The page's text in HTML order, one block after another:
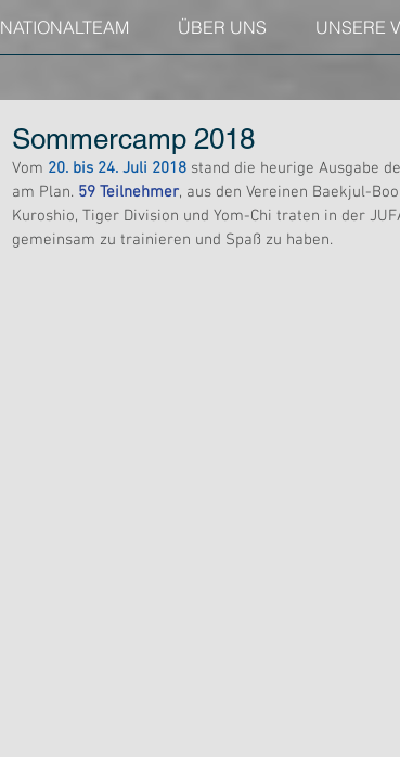
NATIONALTEAM ÜBER UNS UNSERE
Sommercamp 2018
Vom 20. bis 24. Juli 2018 stand die heurige Ausgabe
am Plan. 59 Teilnehmer, aus den Vereinen Baekjul-
Kuroshio, Tiger Division und Yom-Chi traten in der
gemeinsam zu trainieren und Spaß zu haben.